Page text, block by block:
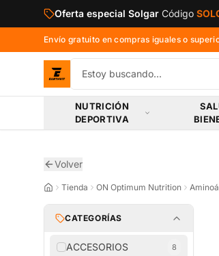
Saltar al contenido principal
Oferta especial Solgar Código
Envío gratuito en compras iguales o
NUTRICIÓN
DEPORTIVA
Volver
Tienda ON Optimum Nutrition
CATEGORÍAS
ACCESORIOS 8